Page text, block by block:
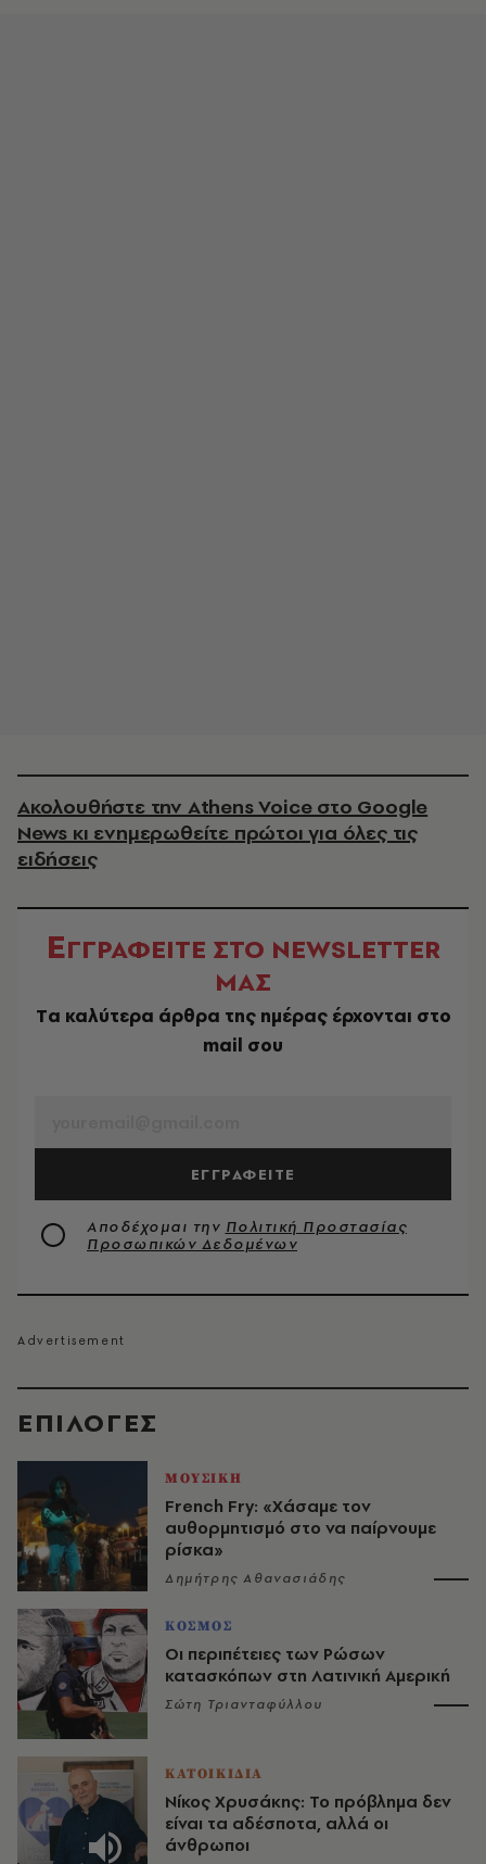
EΠΙΛΟΓΈΣ
ΜΟΥΣΙΚΗ
French Fry: «Χάσαμε τον
αυθορμητισμό στο να παίρνουμε
ρίσκα»
Δημήτρης Αθανασιάδης
ΚΟΣΜΟΣ
Οι περιπέτειες των Ρώσων
κατασκόπων στη Λατινική Αμερική
Σώτη Τριανταφύλλου
ΚΑΤΟΙΚΙΔΙΑ
Νίκος Χρυσάκης: Το πρόβλημα δεν
είναι τα αδέσποτα, αλλά οι
άνθρωποι
Ακολουθήστε την Athens Voice στο Google
News κι ενημερωθείτε πρώτοι για όλες τις
ειδήσεις
ΕΓΓΡΑΦΕΙΤΕ ΣΤΟ NEWSLETTER
ΜΑΣ
Tα καλύτερα άρθρα της ημέρας έρχονται στο
mail σου
ΕΓΓΡΑΦΕΙΤΕ
Αποδέχομαι την Πολιτική Προστασίας
Προσωπικών Δεδομένων